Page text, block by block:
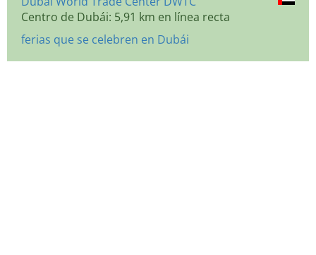
Centro de Dubái: 5,91 km en línea recta
ferias que se celebren en Dubái